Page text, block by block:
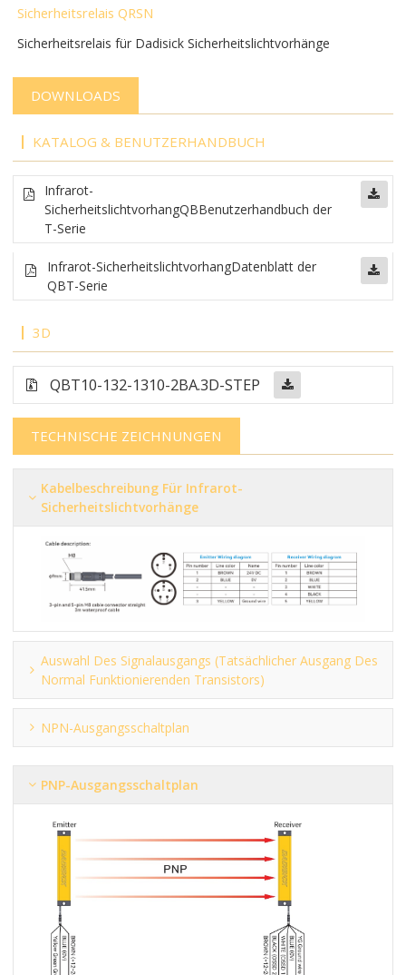
Sicherheitsrelais QRSN
Sicherheitsrelais für Dadisick Sicherheitslichtvorhänge
DOWNLOADS
KATALOG & BENUTZERHANDBUCH
Infrarot-
SicherheitslichtvorhangQBBenutzerhandbuch der
T-Serie
Infrarot-SicherheitslichtvorhangDatenblatt der
QBT-Serie
3D
QBT10-132-1310-2BA.3D-STEP
TECHNISCHE ZEICHNUNGEN
Kabelbeschreibung Für Infrarot-
Sicherheitslichtvorhänge
Auswahl Des Signalausgangs (tatsächlicher Ausgang Des
Normal Funktionierenden Transistors)
NPN-Ausgangsschaltplan
PNP-Ausgangsschaltplan